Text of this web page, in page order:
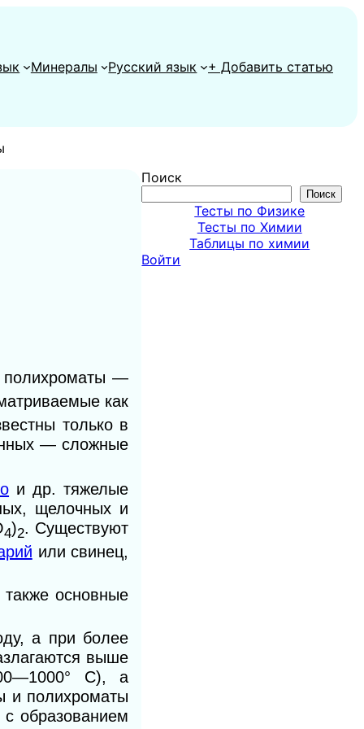
Минералы Русский язык + Добавить статью
—
как
только в
— сложные
и др. тяжелые
щелочных и
4)2. Существуют
или свинец,
основные
а при более
выше
С), а
и полихроматы
образованием
Поиск
Поиск
Тесты по Физике
Тесты по Химии
Таблицы по химии
Войти